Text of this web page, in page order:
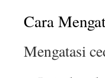
Cara
Mengatasi